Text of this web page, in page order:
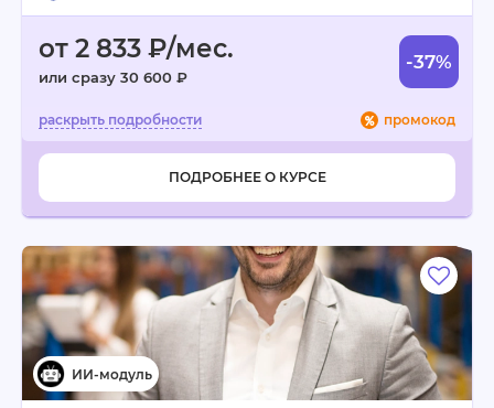
от 2 833 ₽/мес.
или сразу 30 600 ₽
-37%
промокод
ПОДРОБНЕЕ О КУРСЕ